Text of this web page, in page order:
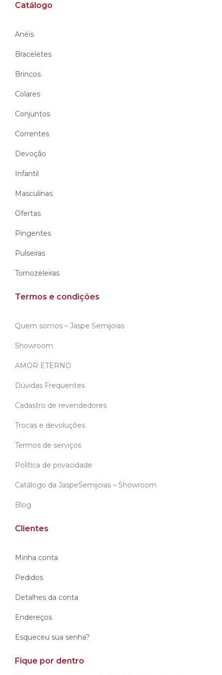
Catálogo
Anéis
Braceletes
Brincos
Colares
Conjuntos
Correntes
Devoção
Infantil
Masculinas
Ofertas
Pingentes
Pulseiras
Tornozeleiras
Termos e condições
Quem somos – Jaspe Semijoias
Showroom
AMOR ETERNO
Dúvidas Frequentes
Cadastro de revendedores
Trocas e devoluções
Termos de serviços
Política de privacidade
Catálogo da JaspeSemijoias – Showroom
Blog
Clientes
Minha conta
Pedidos
Detalhes da conta
Endereços
Esqueceu sua senha?
Fique por dentro